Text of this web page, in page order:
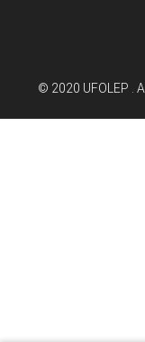
© 2020 UFOLEP .